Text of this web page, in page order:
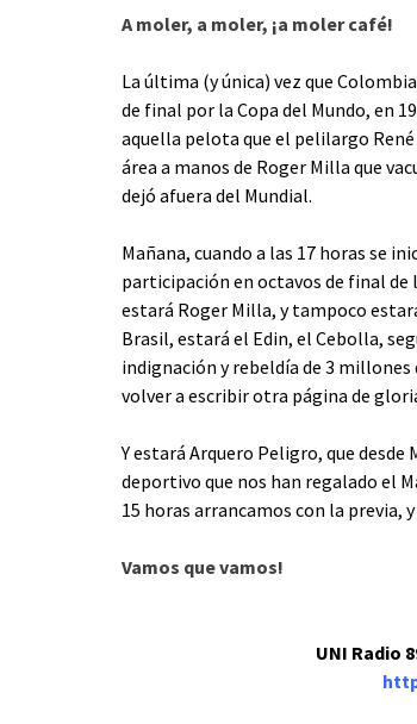
A moler, a moler, ¡a moler café!
La última (y única) vez que
de final por la Copa del Mundo, en
aquella pelota que el pelilargo
área a manos de Roger Milla que
dejó afuera del Mundial.
Mañana, cuando a las 17 horas se
participación en octavos de final de
estará Roger Milla, y tampoco
Brasil, estará el Edin, el Cebolla,
indignación y rebeldía de 3 millones
volver a escribir otra página de
Y estará Arquero Peligro, que
deportivo que nos han regalado el
15 horas arrancamos con la previa,
Vamos que vamos!
UNI Radio